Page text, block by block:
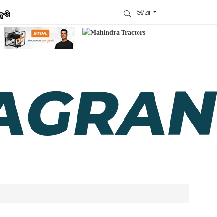
ଓଡ଼ିଆ
ଆମେ ହ୍ବାଟ୍ସଆପ୍‌ରେ ଅଛୁ ! ଆମ ହ୍ବାଟ୍ସଆପ ଗ୍ରୁପରେ
ଏବଂ ଆପଙ୍କୁ ଆବଶ୍ୟକ ହେଉଥିବା ସବୁ
ଗୁରୁତ୍ବପୂର୍ଣ୍ଣ ଅପଡେଟ୍‌ ପାଆନ୍ତୁ ପ୍ରତିଦିନ ।